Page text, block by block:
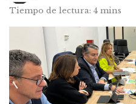
Tiempo de lectura: 4 mins